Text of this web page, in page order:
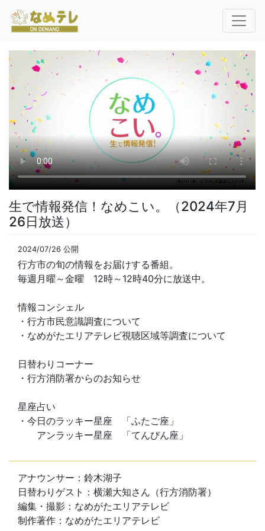
生で情報発信！なめこい。（2024年7月
26日放送）
2024/07/26 公開
行方市の旬の情報をお届けする番組。
毎週月曜～金曜 12時～12時40分に放送中。
情報コンシェル
・行方市民意識調査について
・なめがたエリアテレビ視聴区域等調査について
日替わりコーナー
・行方消防署からのお知らせ
星座占い
・今日のラッキー星座 「ふたご座」
アンラッキー星座 「てんびん座」
アナウンサー：鈴木湖子
日替わりゲスト：横瀬大知さん（行方消防署）
編集・撮影：なめがたエリアテレビ
制作著作：なめがたエリアテレビ